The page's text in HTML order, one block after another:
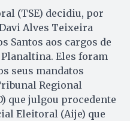
(TSE) decidiu, por
Alves Teixeira
Santos aos cargos de
Eles foram
seus mandatos
Regional
que julgou procedente
Eleitoral (Aije) que